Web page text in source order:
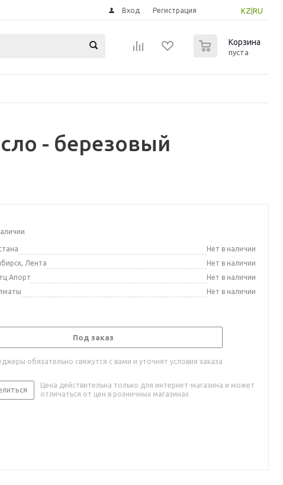
KZ RU
Вход Регистрация
Корзина
пуста
- березовый
Нет в наличии
Лента
Нет в наличии
Апорт
Нет в наличии
Нет в наличии
Под заказ
обязательно свяжутся с вами и уточнят условия заказа
Цена действительна только для интернет-магазина и может
отличаться от цен в розничных магазинах